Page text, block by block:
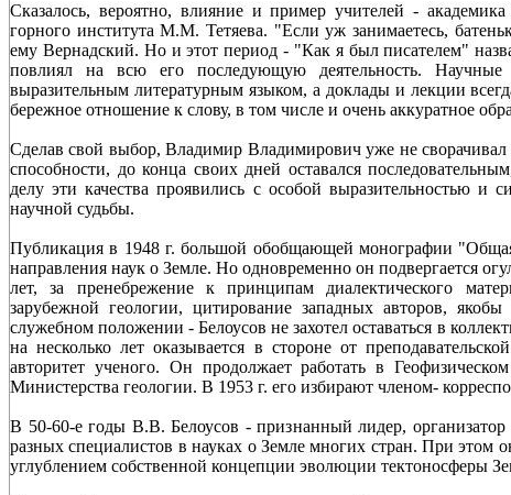
Сказалось, вероятно, влияние и пример учителей -
горного института М.М. Тетяева. "Если уж занимаетесь,
ему Вернадский. Но и этот период - "Как я был писателем"
повлиял на всю его последующую деятельность.
выразительным литературным языком, а доклады и лекции
бережное отношение к слову, в том числе и очень аккуратное
Сделав свой выбор, Владимир Владимирович уже не сворачивал
способности, до конца своих дней оставался
делу эти качества проявились с особой выразительностью и
научной судьбы.
Публикация в 1948 г. большой обобщающей монографии
направления наук о Земле. Но одновременно он подвергается
лет, за пренебрежение к принципам диалектического
зарубежной геологии, цитирование западных авторов,
служебном положении - Белоусов не захотел оставаться в
на несколько лет оказывается в стороне от
авторитет ученого. Он продолжает работать в
Министерства геологии. В 1953 г. его избирают членом-
В 50-60-е годы В.В. Белоусов - признанный лидер,
разных специалистов в науках о Земле многих стран. При этом
углублением собственной концепции эволюции тектоносферы